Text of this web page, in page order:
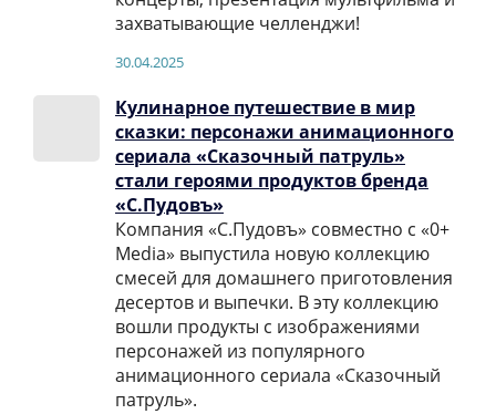
захватывающие челленджи!
30.04.2025
Кулинарное путешествие в мир
сказки: персонажи анимационного
сериала «Сказочный патруль»
стали героями продуктов бренда
«С.Пудовъ»
Компания «С.Пудовъ» совместно с «0+
Media» выпустила новую коллекцию
смесей для домашнего приготовления
десертов и выпечки. В эту коллекцию
вошли продукты с изображениями
персонажей из популярного
анимационного сериала «Сказочный
патруль».